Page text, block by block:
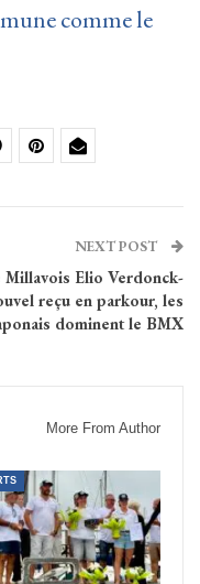
comme le
NEXT POST
Millavois Elio Verdonck-
reçu en parkour, les
dominent le BMX
More From Author